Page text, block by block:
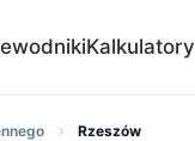
Kalkulatory
Rzeszów